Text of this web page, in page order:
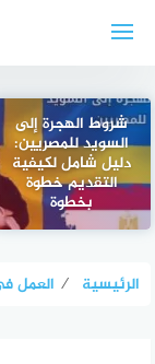
شروط الهجرة إلى
السويد للمصريين:
دليل شامل لكيفية
التقديم خطوة
بخطوة
الرئيسية ⁄ العمل